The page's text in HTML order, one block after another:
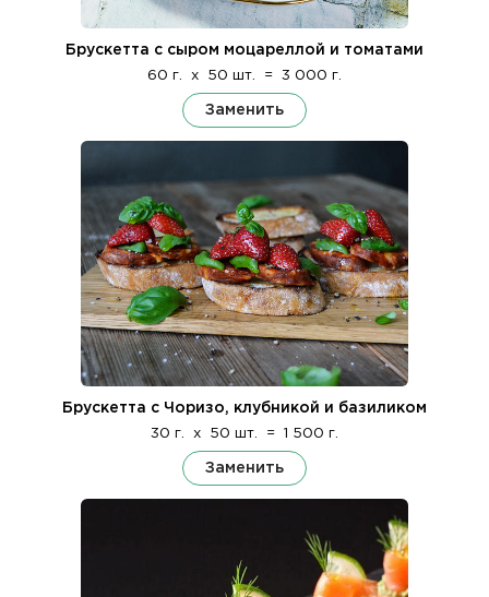
Брускетта с сыром моцареллой и томатами
60 г. x 50 шт. = 3 000 г.
Заменить
Брускетта с Чоризо, клубникой и базиликом
30 г. x 50 шт. = 1 500 г.
Заменить